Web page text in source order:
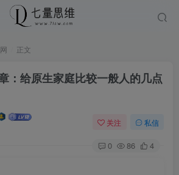
正文
：给原生家庭比较一般人的几点
关注 私信
0 86 4